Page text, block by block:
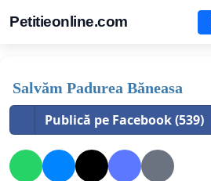
Petitieonline.com
Salvăm Padurea Băneasa
Publică pe Facebook (539)